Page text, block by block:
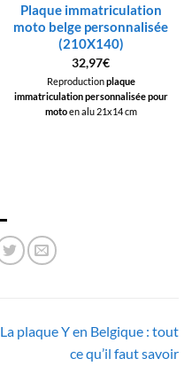
Plaque immatriculation
moto belge personnalisée
(210X140)
32,97€
Reproductionplaque
immatriculation personnalisée pour
motoen alu 21x14 cm
La plaque Y en Belgique : tout
ce qu’il faut savoir